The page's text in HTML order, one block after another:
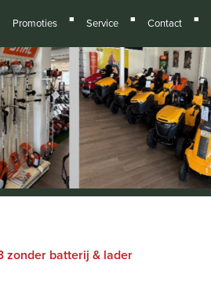
Promoties ■ Service ■ Contact ■
zonder batterij & lader